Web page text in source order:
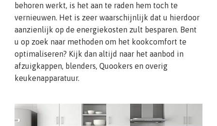
behoren werkt, is het aan te raden hem toch te
vernieuwen. Het is zeer waarschijnlijk dat u hierdoor
aanzienlijk op de energiekosten zult besparen. Bent
u op zoek naar methoden om het kookcomfort te
optimaliseren? Kijk dan altijd naar het aanbod in
afzuigkappen, blenders, Quookers en overig
keukenapparatuur.